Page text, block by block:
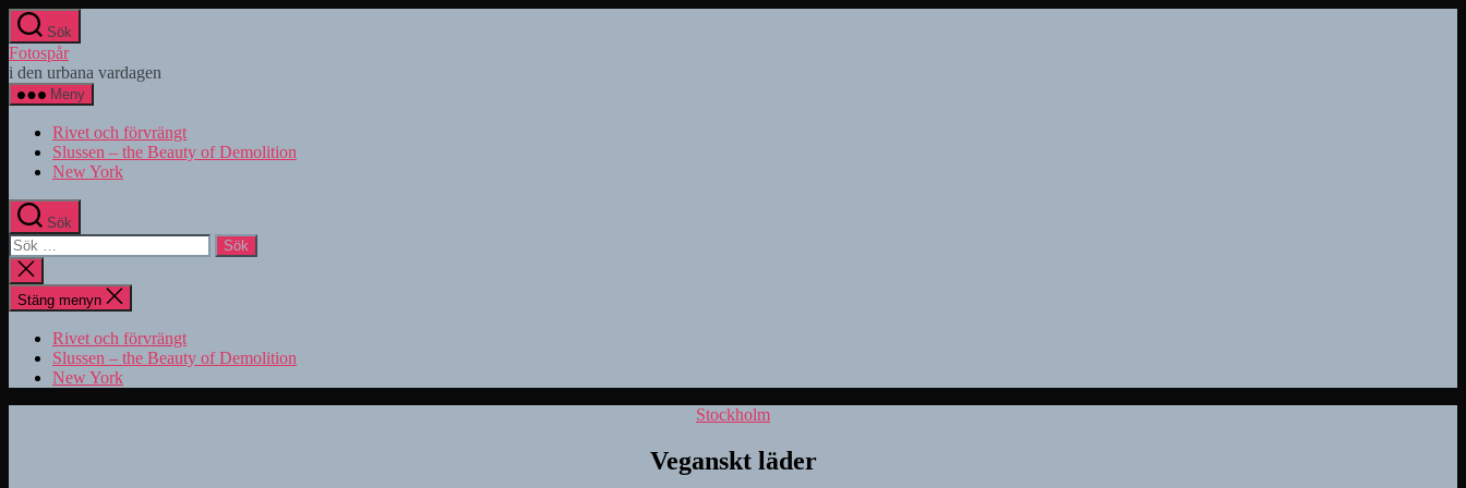
Hoppa
till
innehåll
Sök
Fotospår
i den urbana vardagen
Meny
Rivet och förvrängt
Slussen – the Beauty of Demolition
New York
Sök
Sök
efter:
Stäng
sökningen
Stäng menyn
Rivet och förvrängt
Slussen – the Beauty of Demolition
New York
Kategorier
Stockholm
Veganskt läder